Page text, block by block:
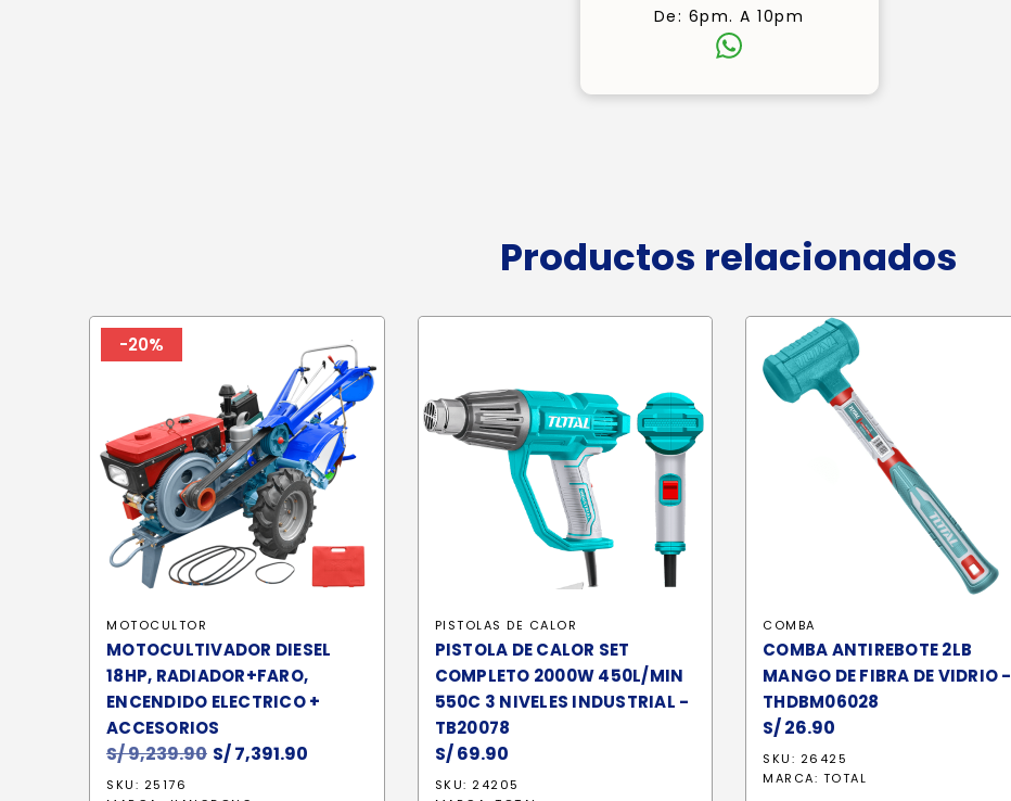
De: 6pm. A 10pm
Productos relacionados
-20%
MOTOCULTOR
MOTOCULTIVADOR DIESEL
18HP, RADIADOR+FARO,
ENCENDIDO ELECTRICO +
ACCESORIOS
S/9,239.90 El
S/7,391.90
SKU: 25176
PISTOLAS DE CALOR
PISTOLA DE CALOR SET
COMPLETO 2000W 450L/MIN
550C 3 NIVELES INDUSTRIAL -
TB20078
S/69.90
SKU: 24205
COMBA
COMBA ANTIREBOTE 2LB
MANGO DE FIBRA DE VIDRIO -
THDBM06028
S/26.90
SKU: 26425
MARCA: TOTAL